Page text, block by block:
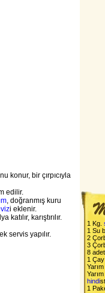
konur, bir çırpıcıyla
edilir.
, doğranmış kuru
i eklenir.
karıştırılır.
servis yapılır.
1 Kg.
1 Su
2
3
8
1
hindi
1